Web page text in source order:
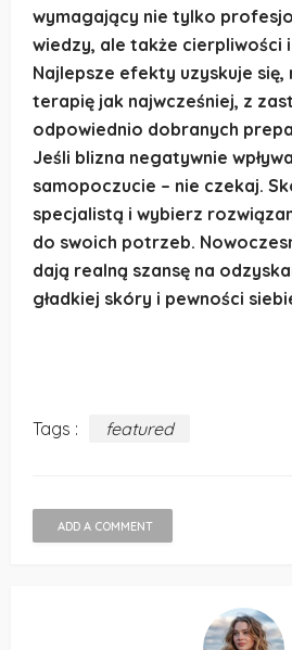
wymagający nie tylko
wiedzy, ale także cierpliwości
Najlepsze efekty uzyskuje
terapię jak najwcześniej, z
odpowiednio dobranych
Jeśli blizna negatywnie
samopoczucie – nie czekaj.
specjalistą i wybierz
do swoich potrzeb.
dają realną szansę na
gładkiej skóry i pewności
Tags : featured
ADD A COMMENT